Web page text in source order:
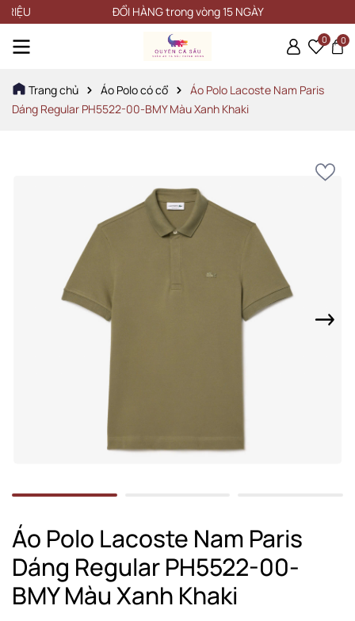
ĐỔI HÀNG trong vòng 15 NGÀY
0 0
Trang chủ Áo Polo có cổ
Áo Polo Lacoste Nam Paris
Dáng Regular PH5522-00-BMY Màu Xanh Khaki
Áo Polo Lacoste Nam Paris
Dáng Regular PH5522-00-
BMY Màu Xanh Khaki